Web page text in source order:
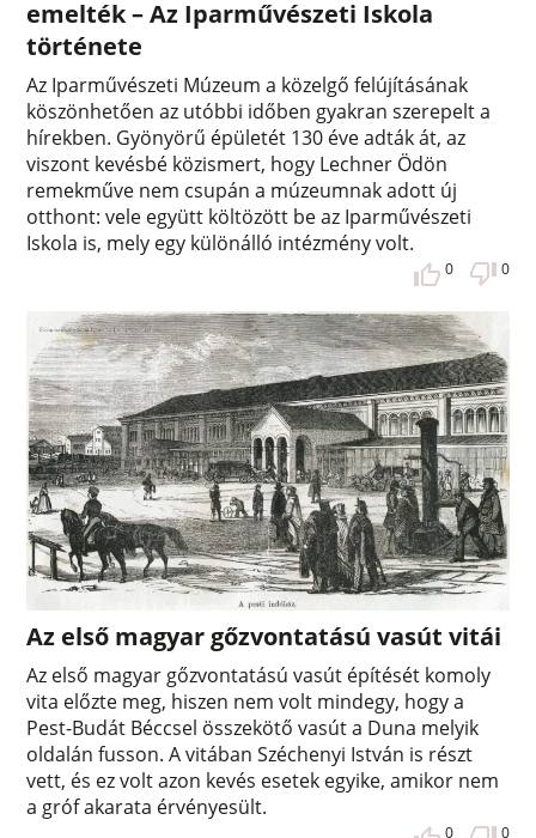
emelték – Az Iparművészeti Iskola
története
Az Iparművészeti Múzeum a közelgő felújításának
köszönhetően az utóbbi időben gyakran szerepelt a
hírekben. Gyönyörű épületét 130 éve adták át, az
viszont kevésbé közismert, hogy Lechner Ödön
remekműve nem csupán a múzeumnak adott új
otthont: vele együtt költözött be az Iparművészeti
Iskola is, mely egy különálló intézmény volt.
0 0
Az első magyar gőzvontatású vasút vitái
Az első magyar gőzvontatású vasút építését komoly
vita előzte meg, hiszen nem volt mindegy, hogy a
Pest-Budát Béccsel összekötő vasút a Duna melyik
oldalán fusson. A vitában Széchenyi István is részt
vett, és ez volt azon kevés esetek egyike, amikor nem
a gróf akarata érvényesült.
0 0